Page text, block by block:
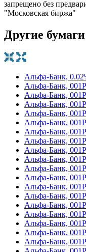
запрещено без
"Московская биржа"
Другие
Альфа-Банк,
Альфа-Банк,
Альфа-Банк,
Альфа-Банк,
Альфа-Банк,
Альфа-Банк,
Альфа-Банк,
Альфа-Банк,
Альфа-Банк,
Альфа-Банк,
Альфа-Банк,
Альфа-Банк,
Альфа-Банк,
Альфа-Банк,
Альфа-Банк,
Альфа-Банк,
Альфа-Банк,
Альфа-Банк,
Альфа-Банк,